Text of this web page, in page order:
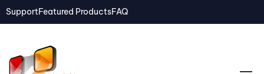
SupportFeatured ProductsFAQ